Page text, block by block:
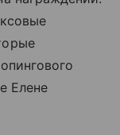
Елене